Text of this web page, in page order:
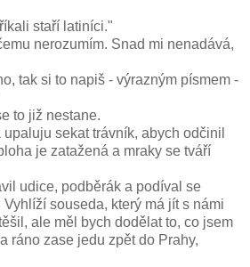
staří latiníci."
nerozumím. Snad mi nenadává,
tak si to napiš - výrazným písmem -
to již nestane.
sekat trávník, abych odčinil
je zatažená a mraky se tváří
udice, podběrák a podíval se
souseda, který má jít s námi
ale měl bych dodělat to, co jsem
ráno zase jedu zpět do Prahy,